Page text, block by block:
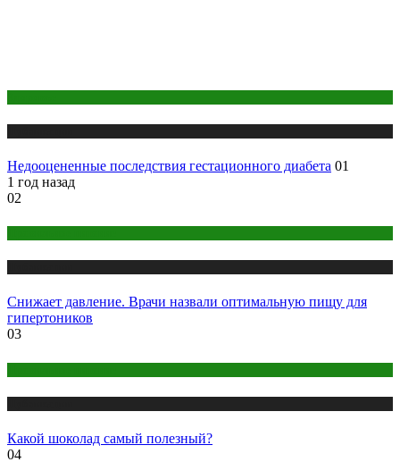
Недооцененные последствия гестационного диабета 01
1 год назад
02
Снижает давление. Врачи назвали оптимальную пищу для
гипертоников
03
Какой шоколад самый полезный?
04